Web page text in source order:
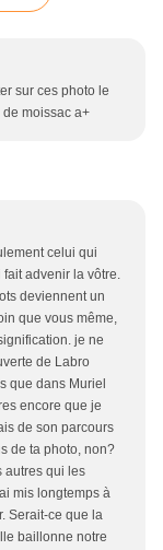
sur ces photo le
moissac a+
celui qui
advenir la vôtre.
deviennent un
que vous même,
je ne
de Labro
que dans Muriel
encore que je
de son parcours
de ta photo, non?
autres qui les
mis longtemps à
Serait-ce que la
baillonne notre